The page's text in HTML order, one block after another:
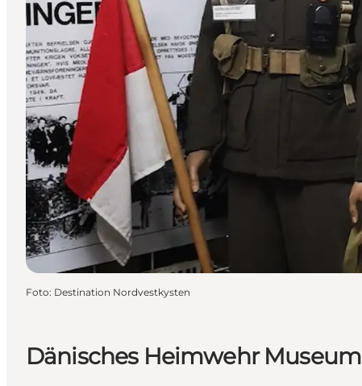
Dänisches Heimwehr Museum
Foto: Destination Nordvestkysten